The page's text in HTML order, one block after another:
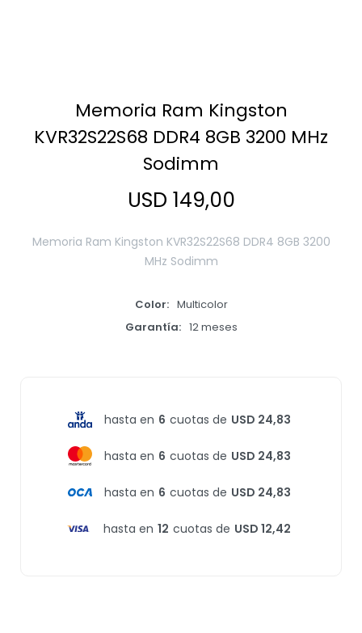
Memoria Ram Kingston
KVR32S22S68 DDR4 8GB 3200 MHz
Sodimm
USD 149,00
Memoria Ram Kingston KVR32S22S68 DDR4 8GB 3200
MHz Sodimm
Color
Multicolor
Garantía
12 meses
hasta en 6 cuotas de USD 24,83
hasta en 6 cuotas de USD 24,83
hasta en 6 cuotas de USD 24,83
hasta en 12 cuotas de USD 12,42
Zona Home
Movilidad Eléctrica